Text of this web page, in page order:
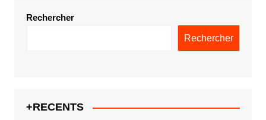
Rechercher
Rechercher
+RECENTS